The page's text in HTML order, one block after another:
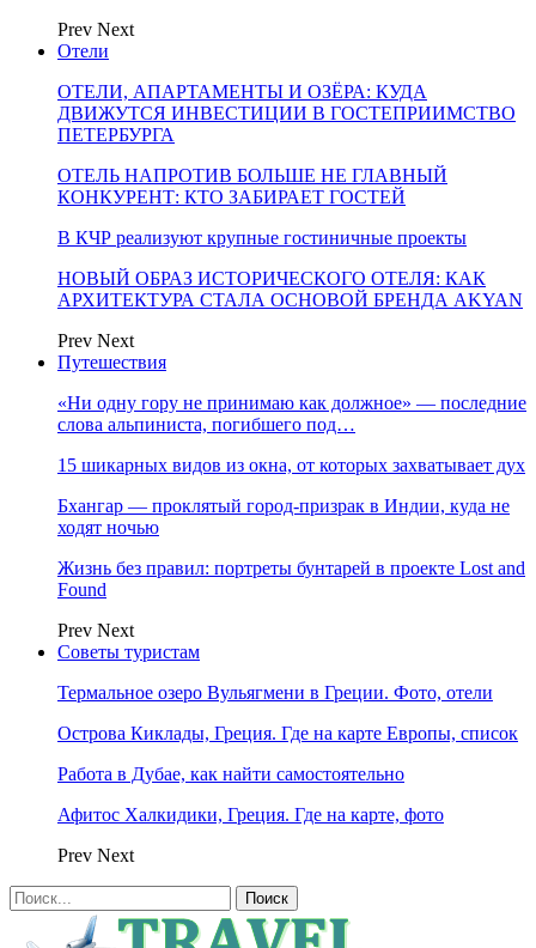
Prev Next
Отели
ОТЕЛИ, АПАРТАМЕНТЫ И ОЗЁРА: КУДА
ДВИЖУТСЯ ИНВЕСТИЦИИ В ГОСТЕПРИИМСТВО
ПЕТЕРБУРГА
ОТЕЛЬ НАПРОТИВ БОЛЬШЕ НЕ ГЛАВНЫЙ
КОНКУРЕНТ: КТО ЗАБИРАЕТ ГОСТЕЙ
В КЧР реализуют крупные гостиничные проекты
НОВЫЙ ОБРАЗ ИСТОРИЧЕСКОГО ОТЕЛЯ: КАК
АРХИТЕКТУРА СТАЛА ОСНОВОЙ БРЕНДА AKYAN
Prev Next
Путешествия
«Ни одну гору не принимаю как должное» — последние
слова альпиниста, погибшего под…
15 шикарных видов из окна, от которых захватывает дух
Бхангар — проклятый город-призрак в Индии, куда не
ходят ночью
Жизнь без правил: портреты бунтарей в проекте Lost and
Found
Prev Next
Советы туристам
Термальное озеро Вульягмени в Греции. Фото, отели
Острова Киклады, Греция. Где на карте Европы, список
Работа в Дубае, как найти самостоятельно
Афитос Халкидики, Греция. Где на карте, фото
Prev Next